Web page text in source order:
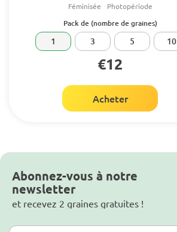
Féminisée Photopériode
Pack de (nombre de graines)
1 3 5 10
€12
Acheter
Abonnez-vous à notre
newsletter
et recevez 2 graines gratuites !